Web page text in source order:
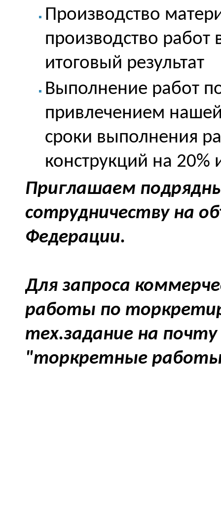
Производство
производство работ
итоговый результат
Выполнение работ
привлечением
сроки выполнения
конструкций на 20%
Приглашаем
сотрудничеству на
Федерации.
Для запроса
работы по
тех.задание на почту
"торкретные